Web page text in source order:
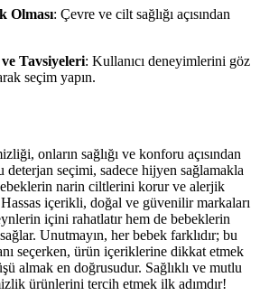
Olması: Çevre ve cilt sağlığı açısından
Tavsiyeleri: Kullanıcı deneyimlerini göz
seçim yapın.
onların sağlığı ve konforu açısından
deterjan seçimi, sadece hijyen sağlamakla
narin ciltlerini korur ve alerjik
içerikli, doğal ve güvenilir markaları
içini rahatlatır hem de bebeklerin
Unutmayın, her bebek farklıdır; bu
seçerken, ürün içeriklerine dikkat etmek
almak en doğrusudur. Sağlıklı ve mutlu
ürünlerini tercih etmek ilk adımdır!